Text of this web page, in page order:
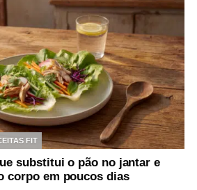
FIT
substitui o pão no jantar e
corpo em poucos dias